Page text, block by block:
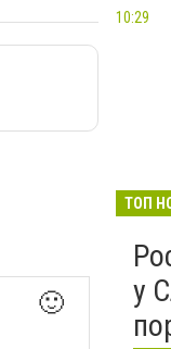
🙂
10:29
09:47
ТОП
у